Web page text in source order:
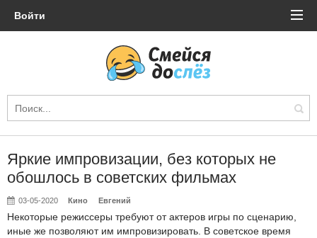
Войти
Яркие импровизации, без которых не
обошлось в советских фильмах
03-05-2020 Кино Евгений
Некоторые режиссеры требуют от актеров игры по сценарию,
иные же позволяют им импровизировать. В советское время